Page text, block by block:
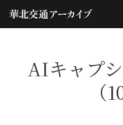
AIキャプ
（